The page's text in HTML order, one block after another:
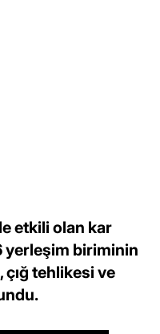
etkili olan kar
yerleşim biriminin
tehlikesi ve